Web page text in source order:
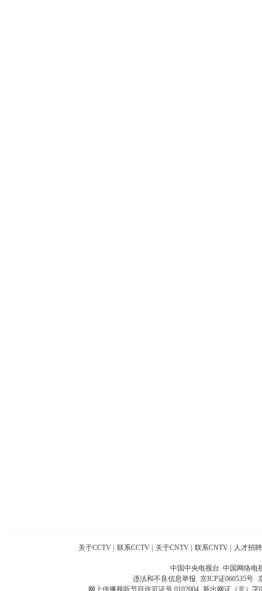
关于CCTV 联系CCTV 关于CNTV 联系CNTV 人才招聘
中国中央电视台 中国网络电
违法和不良信息举报 京ICP证060535号
网上传播视听节目许可证号 0102004 新出网证（京）